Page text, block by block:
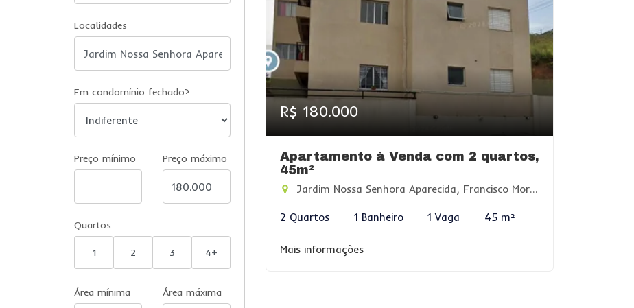
Localidades
Em condomínio fechado?
Preço mínimo Preço máximo
Quartos
1 2 3 4+
Área mínima Área máxima
R$ 180.000
Apartamento à Venda com 2 quartos,
45m²
Jardim Nossa Senhora Aparecida, Francisco Morato-SP
2 Quartos 1 Banheiro 1 Vaga 45 m²
Mais informações